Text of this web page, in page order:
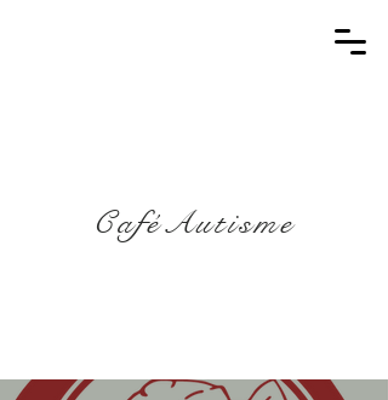
CaféAutisme